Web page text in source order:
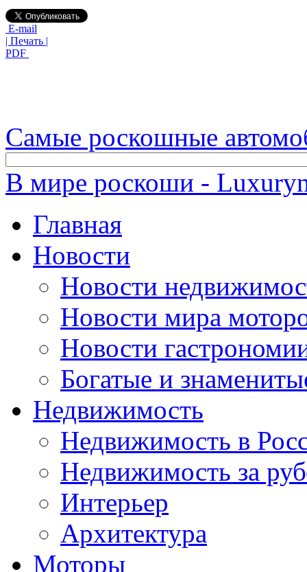
E-mail
| Печать |
PDF
Самые роскошные
В мире роскоши -
Главная
Новости
Новости
Новости мира
Новости
Богатые и
Недвижимость
Недвижимость в
Недвижимость за
Интерьер
Архитектура
Моторы